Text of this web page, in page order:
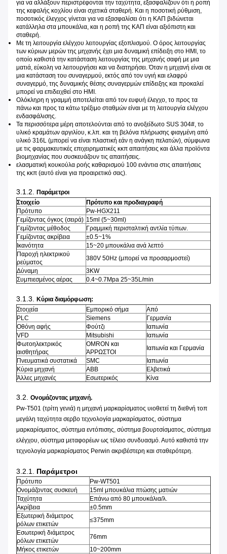
για να αλλάξουν περιστρέφονται την ταχύτητα, εξασφαλίζουν ότι η ροπή
της κεφαλής κοχλίου είναι σχετικά σταθερή. Και η ποσοτική ρύθμιση,
ποσοτικός έλεγχος γίνεται για να εξασφαλίσει ότι η ΚΑΠ βιδώνεται
κατάλληλα στα μπουκάλια, και η ροπή της ΚΑΠ είναι αξιόπιστη και
σταθερή.
Με τη λειτουργία ελέγχου λειτουργίας εξοπλισμού. Ο όρος λειτουργίας
των κύριων μερών της μηχανής έχει μια δυναμική επίδειξη στο HMI, το
οποίο καθιστά την κατάσταση λειτουργίας της μηχανής σαφή με μια
ματιά, εύκολη να λειτουργήσει και να διατηρήσει. Όταν η μηχανή είναι σε
μια κατάσταση του συναγερμού, εκτός από τον υγιή και ελαφρύ
συναγερμό, της δυναμικής θέσης συναγερμών επίδειξης και προκαλεί
μπορεί να επιδειχθεί στο HMI.
Ολόκληρη η γραμμή αποτελείται από τον ευφυή έλεγχο, το προς τα
πάνω και προς τα κάτω τρέξιμο σταθμών είναι με τη λειτουργία ελέγχου
ενδασφάλισης.
Τα περισσότερα μέρη αποτελούνται από το ανοξείδωτο SUS 304#, το
υλικό κραμάτων αργιλίου, κ.λπ. και τη βελόνα πλήρωσης φιαγμένη από
υλικό 316L (μπορεί να είναι πλαστική εάν η ανάγκη πελατών), σύμφωνα
με τις φαρμακευτικές επιχειρηματικές κκπ απαιτήσεις και άλλα προϊόντα
βιομηχανίας που συσκευάζουν τις απαιτήσεις.
ελασματική κουκούλα ροής καθαρισμού 100 ενάντια στις απαιτήσεις
της κκπ (αυτό είναι για προαιρετικό σας).
3.1.2. Παράμετροι
Στοιχείο
Πρότυπο και προδιαγραφή
Πρότυπο
Pw-HGX211
Γεμίζοντας όγκος (σειρά) 15ml (5~30ml)
Γεμίζοντας μέθοδος
Γραμμική περισταλτική αντλία τύπων.
Γεμίζοντας ακρίβεια
±0.5~1%
Ικανότητα
15~20 μπουκάλια ανά λεπτό
Παροχή ηλεκτρικού
ρεύματος
380V 50Hz (μπορεί να προσαρμοστεί)
Δύναμη
3KW
Συμπιεσμένος αέρας
0.4~0.7Mpa 25~35L/min
3.1.3. Κύρια διαμόρφωση:
Στοιχεία
Εμπορικό σήμα
Από
PLC
Siemens
Γερμανία
Οθόνη αφής
Φούτζι
Ιαπωνία
VFD
Mitsubishi
Ιαπωνία
Φωτοηλεκτρικός
αισθητήρας
OMRON και
ΆΡΡΩΣΤΟΙ
Ιαπωνία και Γερμανία
Πνευματικά συστατικά
SMC
Ιαπωνία
Κύρια μηχανή
ABB
Ελβετικά
Άλλες μηχανές
Εσωτερικός Κίνα
3.2. Ονομάζοντας μηχανή.
Pw-T501 (τρίτη γενιά) η μηχανή μαρκαρίσματος υιοθετεί τη διεθνή τοπ
μεγάλη ταχύτητα σερβο τεχνολογία μαρκαρίσματος, σύστημα
μαρκαρίσματος, σύστημα εντόπισης, σύστημα βουρτσίσματος, σύστημα
ελέγχου, σύστημα μεταφορέων ως τέλειο συνδυασμό. Αυτό καθιστά την
τεχνολογία μαρκαρίσματος Perwin ακριβέστερη και σταθερότερη.
3.2.1. Παράμετροι
Πρότυπο
Pw-WT501
Ονομάζοντας συσκευή
15ml μπουκάλια πτώσης ματιών
Ταχύτητα
Επάνω από 80 μπουκάλια/λ.
Ακρίβεια
±0.5mm
Εξωτερική διάμετρος
ρόλων ετικετών
≤375mm
Εσωτερική διάμετρος
ρόλων ετικετών
76mm
Μήκος ετικετών
10~200mm